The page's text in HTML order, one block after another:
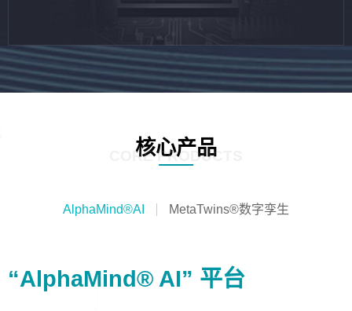
核心产品
CORE PRODUCTS
AlphaMind®AI MetaTwins®数字孪生
“AlphaMind® AI” 平台